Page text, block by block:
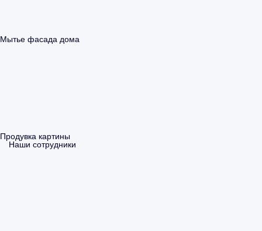
Мытье фасада дома
Продувка картины
Наши сотрудники